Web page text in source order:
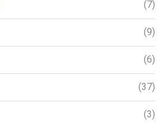
(7)
(9)
(6)
(37)
(3)